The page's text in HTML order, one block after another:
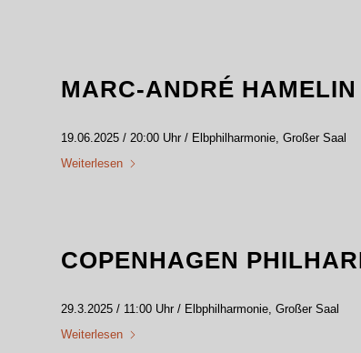
MARC-ANDRÉ
19.06.2025 / 20:00 Uhr / Elbphilharmonie, Großer Saal
Weiterlesen
COPENHAGEN
29.3.2025 / 11:00 Uhr / Elbphilharmonie, Großer Saal
Weiterlesen